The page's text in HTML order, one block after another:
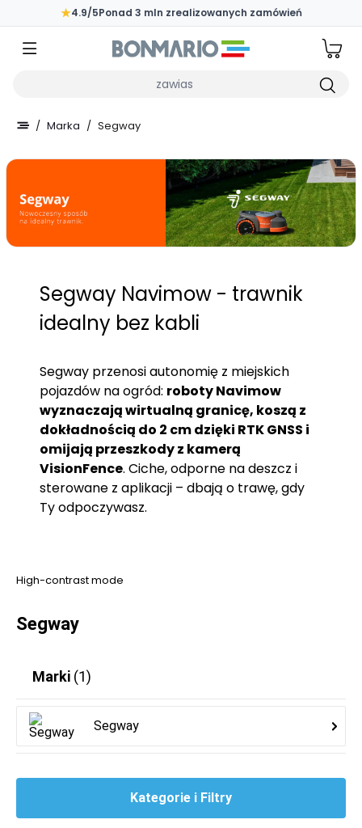
Przejdź do głównej zawartości strony
★4.9/5Ponad 3 mln zrealizowanych zamówień
/ Marka / Segway
Segway Navimow - trawnik
idealny bez kabli
Segway przenosi autonomię z miejskich
pojazdów na ogród: roboty Navimow
wyznaczają wirtualną granicę, koszą z
dokładnością do 2 cm dzięki RTK GNSS i
omijają przeszkody z kamerą
VisionFence. Ciche, odporne na deszcz i
sterowane z aplikacji – dbają o trawę, gdy
Ty odpoczywasz.
High-contrast mode
Segway
Marki (1)
Segway
Kategorie i Filtry